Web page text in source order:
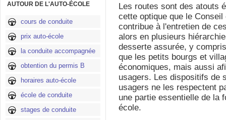
AUTOUR DE L'AUTO-ÉCOLE
cours de conduite
prix auto-école
la conduite accompagnée
obtention du permis B
horaires auto-école
école de conduite
stages de conduite
Les routes sont des atouts
cette optique que le
contribue à l'entretien de
alors en plusieurs
desserte assurée, y
que les petits bourgs et
économiques, mais aussi
usagers. Les dispositifs de
usagers ne les respectent
une partie essentielle de la
école.